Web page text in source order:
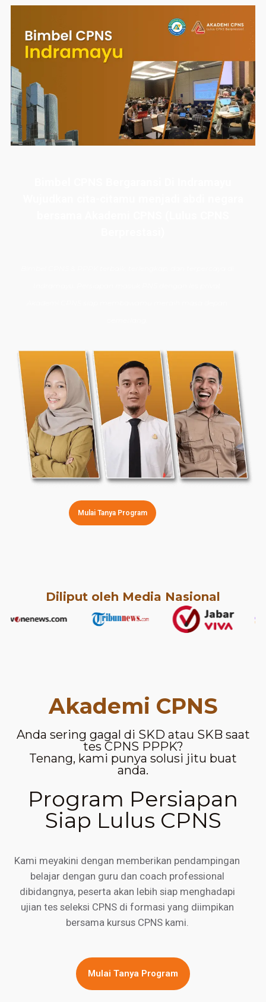
Mulai Tanya Program
Diliput oleh Media Nasional
Akademi CPNS
Anda sering gagal di SKD atau SKB saat
tes CPNS PPPK?
Tenang, kami punya solusi jitu buat
anda.
Program Persiapan
Siap Lulus CPNS
Kami meyakini dengan memberikan pendampingan
belajar dengan guru dan coach professional
dibidangnya, peserta akan lebih siap menghadapi
ujian tes seleksi CPNS di formasi yang diimpikan
bersama kursus CPNS kami.
Mulai Tanya Program